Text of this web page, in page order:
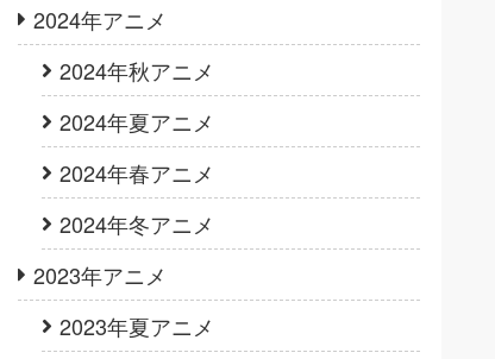
2024年アニメ
2024年秋アニメ
2024年夏アニメ
2024年春アニメ
2024年冬アニメ
2023年アニメ
2023年夏アニメ